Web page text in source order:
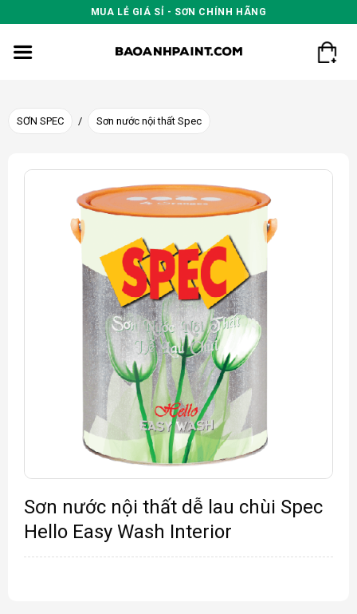
to
content
MUA LẺ GIÁ SỈ - SƠN CHÍNH HÃNG
SƠN SPEC / Sơn nước nội thất Spec
Sơn nước nội thất dễ lau chùi Spec
Hello Easy Wash Interior